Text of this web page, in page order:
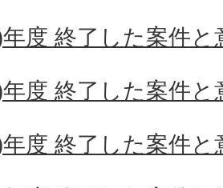
度 終了した案件と
度 終了した案件と
度 終了した案件と